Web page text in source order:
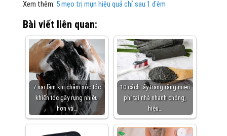
Xem thêm: 5 mẹo trị mụn hiệu quả chỉ sau 1 đêm
Bài viết liên quan:
7 sai lầm khi chăm sóc tóc
khiến tóc gãy rụng nhiều
hơn và…
10 cách tẩy trắng răng miễn
phí tại nhà nhanh chóng,
hiệu…